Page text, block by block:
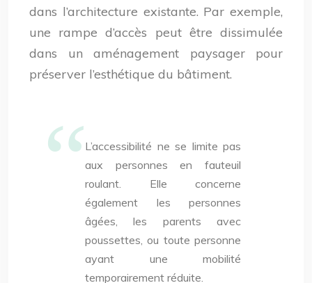
dans l’architecture existante. Par exemple,
une rampe d’accès peut être dissimulée
dans un aménagement paysager pour
préserver l’esthétique du bâtiment.
L’accessibilité ne se limite pas
aux personnes en fauteuil
roulant. Elle concerne
également les personnes
âgées, les parents avec
poussettes, ou toute personne
ayant une mobilité
temporairement réduite.